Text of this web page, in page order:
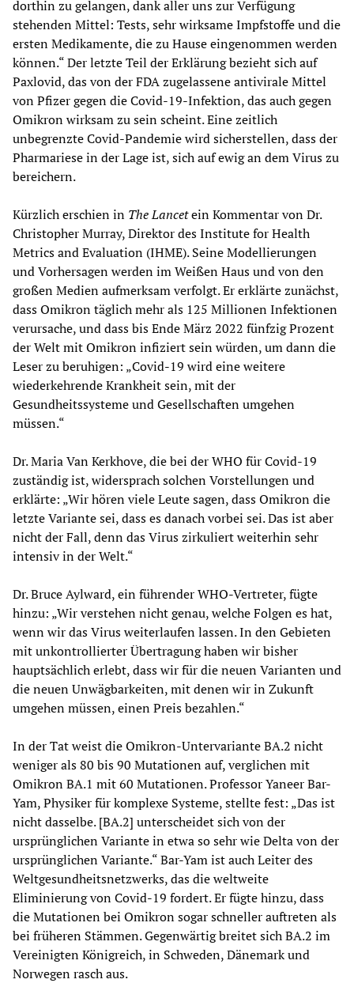
dorthin zu gelangen, dank aller uns zur Verfügung
stehenden Mittel: Tests, sehr wirksame Impfstoffe und die
ersten Medikamente, die zu Hause eingenommen werden
können.“ Der letzte Teil der Erklärung bezieht sich auf
Paxlovid, das von der FDA zugelassene antivirale Mittel
von Pfizer gegen die Covid-19-Infektion, das auch gegen
Omikron wirksam zu sein scheint. Eine zeitlich
unbegrenzte Covid-Pandemie wird sicherstellen, dass der
Pharmariese in der Lage ist, sich auf ewig an dem Virus zu
bereichern.
Kürzlich erschien in The Lancetein Kommentar von Dr.
Christopher Murray, Direktor des Institute for Health
Metrics and Evaluation (IHME). Seine Modellierungen
und Vorhersagen werden im Weißen Haus und von den
großen Medien aufmerksam verfolgt. Er erklärte zunächst,
dass Omikron täglich mehr als 125 Millionen Infektionen
verursache, und dass bis Ende März 2022 fünfzig Prozent
der Welt mit Omikron infiziert sein würden, um dann die
Leser zu beruhigen: „Covid-19 wird eine weitere
wiederkehrende Krankheit sein, mit der
Gesundheitssysteme und Gesellschaften umgehen
müssen.“
Dr. Maria Van Kerkhove, die bei der WHO für Covid-19
zuständig ist, widersprach solchen Vorstellungen und
erklärte: „Wir hören viele Leute sagen, dass Omikron die
letzte Variante sei, dass es danach vorbei sei. Das ist aber
nicht der Fall, denn das Virus zirkuliert weiterhin sehr
intensiv in der Welt.“
Dr. Bruce Aylward, ein führender WHO-Vertreter, fügte
hinzu: „Wir verstehen nicht genau, welche Folgen es hat,
wenn wir das Virus weiterlaufen lassen. In den Gebieten
mit unkontrollierter Übertragung haben wir bisher
hauptsächlich erlebt, dass wir für die neuen Varianten und
die neuen Unwägbarkeiten, mit denen wir in Zukunft
umgehen müssen, einen Preis bezahlen.“
In der Tat weist die Omikron-Untervariante BA.2 nicht
weniger als 80 bis 90 Mutationen auf, verglichen mit
Omikron BA.1 mit 60 Mutationen. Professor Yaneer Bar-
Yam, Physiker für komplexe Systeme, stellte fest: „Das ist
nicht dasselbe. [BA.2] unterscheidet sich von der
ursprünglichen Variante in etwa so sehr wie Delta von der
ursprünglichen Variante.“ Bar-Yam ist auch Leiter des
Weltgesundheitsnetzwerks, das die weltweite
Eliminierung von Covid-19 fordert. Er fügte hinzu, dass
die Mutationen bei Omikron sogar schneller auftreten als
bei früheren Stämmen. Gegenwärtig breitet sich BA.2 im
Vereinigten Königreich, in Schweden, Dänemark und
Norwegen rasch aus.